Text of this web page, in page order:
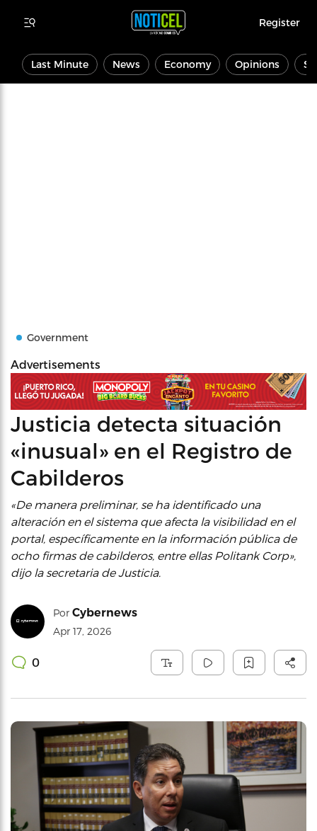
Register
Last Minute News Economy Opinions
Government
Advertisements
Justicia detecta situación
«inusual» en el Registro de
Cabilderos
«De manera preliminar, se ha identificado una
alteración en el sistema que afecta la visibilidad en el
portal, específicamente en la información pública de
ocho firmas de cabilderos, entre ellas Politank Corp»,
dijo la secretaria de Justicia.
Por Cybernews
Apr 17, 2026
0